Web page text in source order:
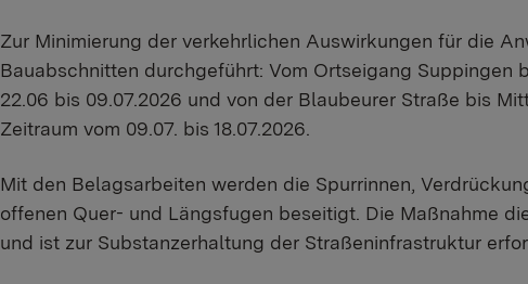
Zur Minimierung der verkehrlichen Auswirkungen für die
Bauabschnitten durchgeführt: Vom Ortseigang Suppingen
22.06 bis 09.07.2026 und von der Blaubeurer Straße bis
Zeitraum vom 09.07. bis 18.07.2026.
Mit den Belagsarbeiten werden die Spurrinnen,
offenen Quer- und Längsfugen beseitigt. Die Maßnahme
und ist zur Substanzerhaltung der Straßeninfrastruktur